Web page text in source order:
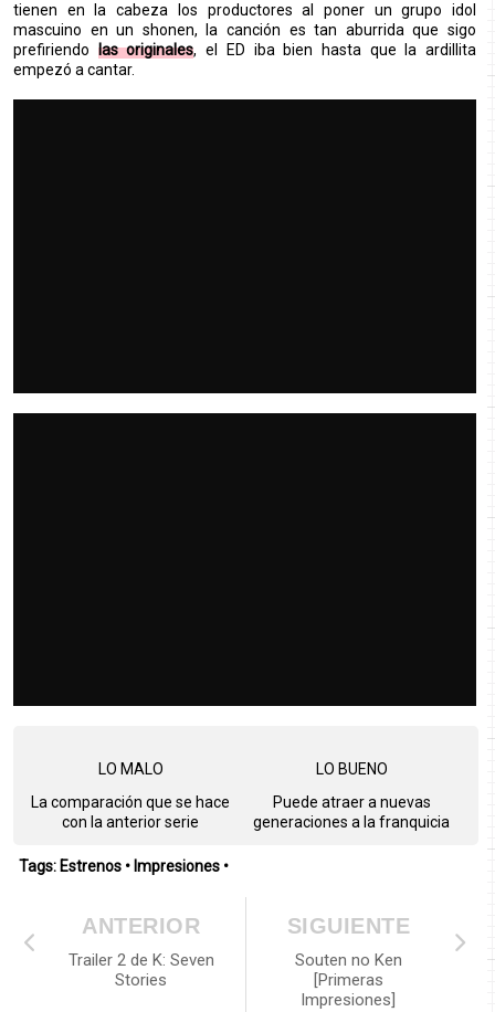
tienen en la cabeza los productores al poner un grupo idol
mascuino en un shonen, la canción es tan aburrida que sigo
prefiriendo las originales, el ED iba bien hasta que la ardillita
empezó a cantar.
LO MALO
LO BUENO
La comparación que se hace
con la anterior serie
Puede atraer a nuevas
generaciones a la franquicia
Tags: Estrenos • Impresiones •
SIGUIENTE
Souten no Ken
[Primeras
Impresiones]
ANTERIOR
Trailer 2 de K: Seven
Stories